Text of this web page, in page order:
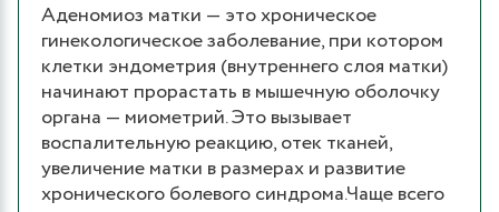
Аденомиоз матки — это хроническое
гинекологическое заболевание, при котором
клетки эндометрия (внутреннего слоя матки)
начинают прорастать в мышечную оболочку
органа — миометрий. Это вызывает
воспалительную реакцию, отек тканей,
увеличение матки в размерах и развитие
хронического болевого синдрома.Чаще всего